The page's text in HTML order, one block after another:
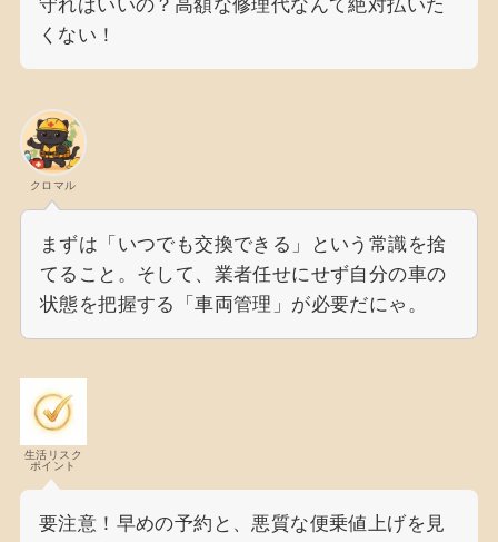
守ればいいの？高額な修理代なんて絶対払いた
くない！
クロマル
まずは「いつでも交換できる」という常識を捨
てること。そして、業者任せにせず自分の車の
状態を把握する「車両管理」が必要だにゃ。
生活リスク
ポイント
要注意！早めの予約と、悪質な便乗値上げを見